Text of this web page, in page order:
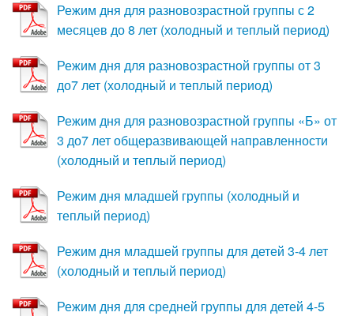
Деятельность
Новости
Безопасность
Охрана труда
Режим дня для разновозрастной группы с 2
месяцев до 8 лет (холодный и теплый период)
Режим дня для разновозрастной группы от 3
до7 лет (холодный и теплый период)
Режим дня для разновозрастной группы «Б» от
3 до7 лет общеразвивающей направленности
(холодный и теплый период)
Режим дня младшей группы (холодный и
теплый период)
Режим дня младшей группы для детей 3-4 лет
(холодный и теплый период)
Режим дня для средней группы для детей 4-5